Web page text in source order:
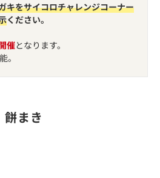
キをサイコロチャレンジコーナー
ください。
催となります。
。
まき